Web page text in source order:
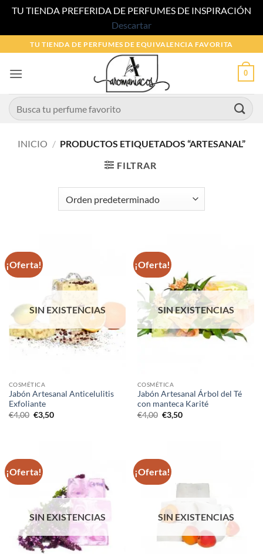
TU TIENDA PREFERIDA DE PERFUMES DE INSPIRACIÓN
Descartar
al
contenido
TU TIENDA DE PERFUMES DE EQUIVALENCIA FAVORITA
0
Buscar
por:
INICIO / PRODUCTOS ETIQUETADOS “ARTESANAL”
FILTRAR
¡Oferta!
SIN EXISTENCIAS
COSMÉTICA
Jabón Artesanal Anticelulitis
Exfoliante
€4,00 El
precio
€3,50El
¡Oferta!
SIN EXISTENCIAS
COSMÉTICA
Jabón Artesanal Árbol del Té
con manteca Karité
€4,00 El
precio
€3,50El
¡Oferta!
SIN EXISTENCIAS
¡Oferta!
SIN EXISTENCIAS